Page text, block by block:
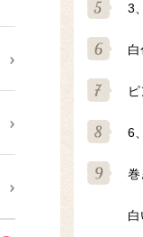
3
6
巻